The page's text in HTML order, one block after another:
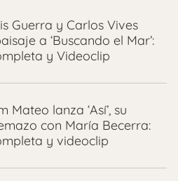
Guerra y Carlos Vives
a ‘Buscando el Mar’:
y Videoclip
Mateo lanza ‘Así’, su
con María Becerra:
y videoclip